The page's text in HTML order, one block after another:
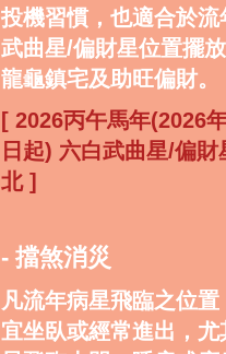
投機習慣，也適合於流
武曲星/偏財星位置擺
龍龜鎮宅及助旺偏財。
[ 2026丙午馬年(2026
日起) 六白武曲星/偏財
北 ]
- 擋煞消災
凡流年病星飛臨之位置
宜坐臥或經常進出，尤